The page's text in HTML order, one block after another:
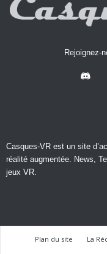
Rejoignez-
Casques-VR est un site
réalité augmentée. News,
jeux VR.
Plan du site La